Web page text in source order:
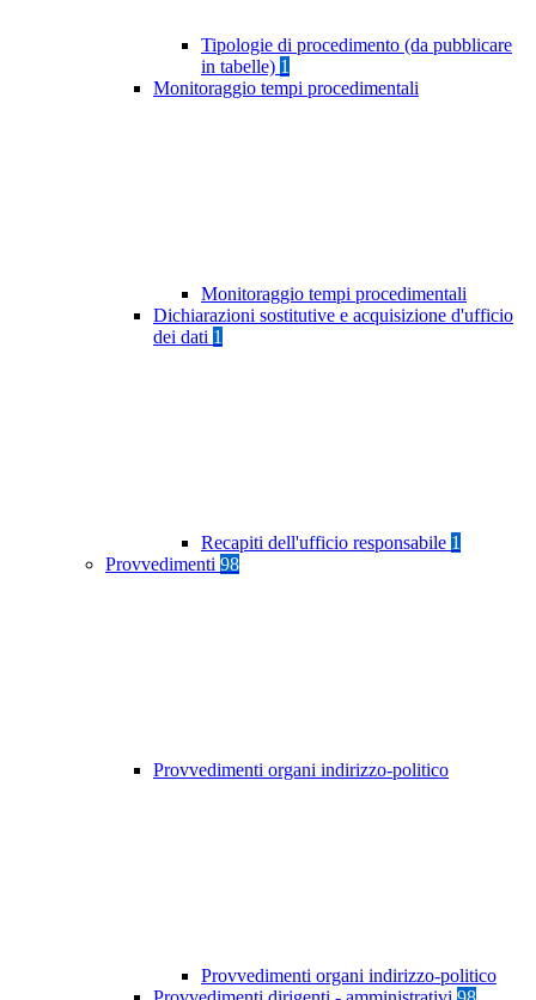
Tipologie di procedimento (da pubblicare
in tabelle) 1
Monitoraggio tempi procedimentali
Monitoraggio tempi procedimentali
Dichiarazioni sostitutive e acquisizione d'ufficio
dei dati 1
Recapiti dell'ufficio responsabile 1
Provvedimenti 98
Provvedimenti organi indirizzo-politico
Provvedimenti organi indirizzo-politico